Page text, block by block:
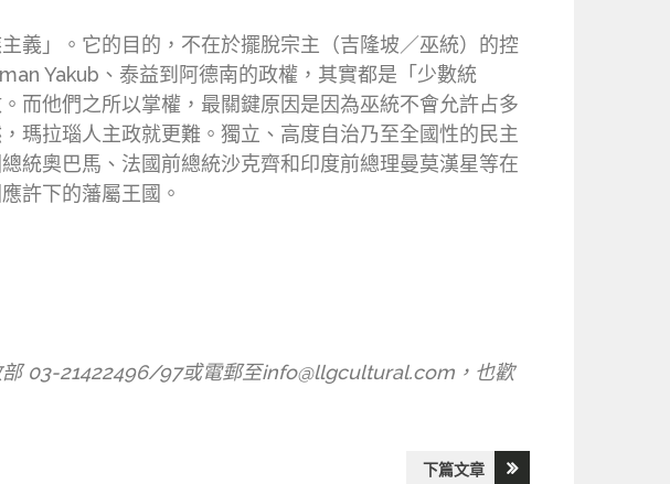
義」。它的目的，不在於擺脫宗主（吉隆坡／巫統）的控
Yakub、泰益到阿德南的政權，其實都是「少數統
而他們之所以掌權，最關鍵原因是因為巫統不會允許占多
瑪拉瑙人主政就更難。獨立、高度自治乃至全國性的民主
統奧巴馬、法國前總統沙克齊和印度前總理曼莫漢星等在
許下的藩屬王國。
部 03-21422496/97或電郵至info@llgcultural.com，也歡
下篇文章